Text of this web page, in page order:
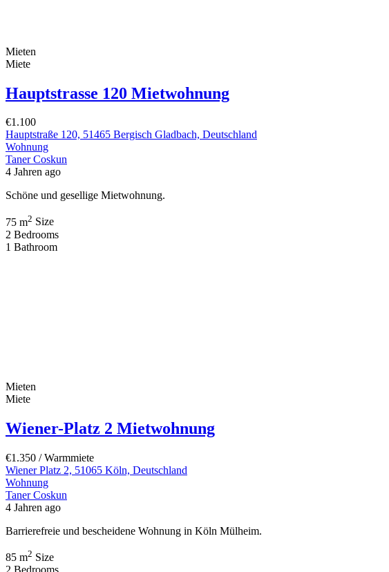
Mieten
Miete
Hauptstrasse 120 Mietwohnung
€1.100
Hauptstraße 120, 51465 Bergisch Gladbach, Deutschland
Wohnung
Taner Coskun
4 Jahren ago
Schöne und gesellige Mietwohnung.
75 m2 Size
2 Bedrooms
1 Bathroom
Mieten
Miete
Wiener-Platz 2 Mietwohnung
€1.350 / Warmmiete
Wiener Platz 2, 51065 Köln, Deutschland
Wohnung
Taner Coskun
4 Jahren ago
Barrierefreie und bescheidene Wohnung in Köln Mülheim.
85 m2 Size
2 Bedrooms